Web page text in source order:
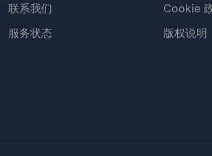
联系我们
服务状态
Cookie
版权说明